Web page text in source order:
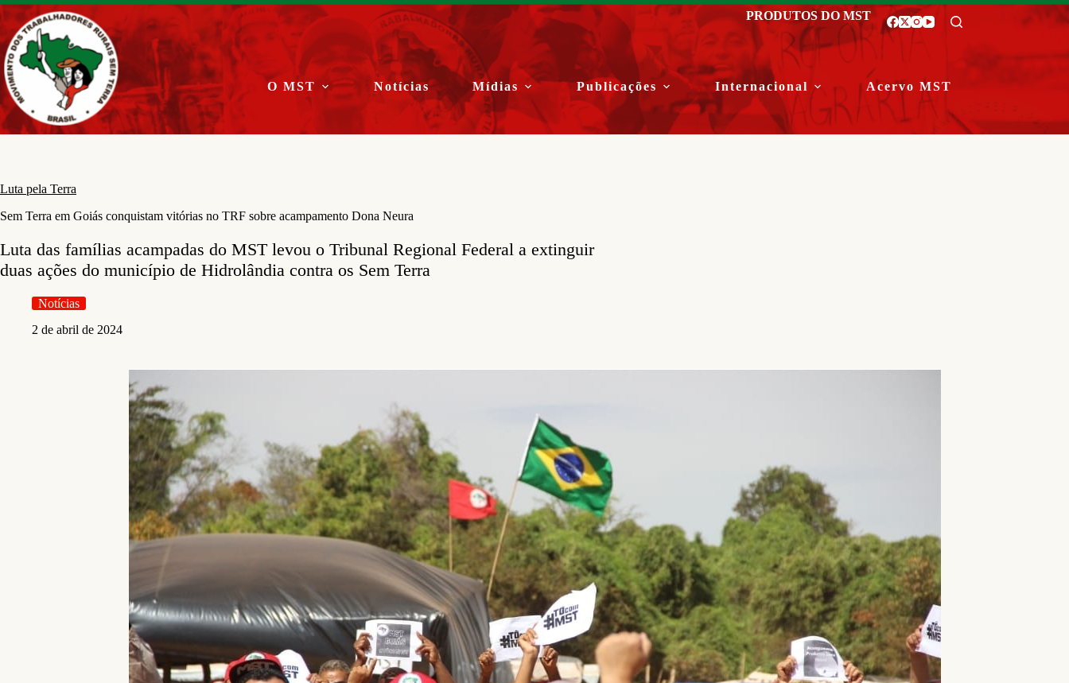
Pular
para
o
conteúdo
PRODUTOS DO MST
O MST Notícias Mídias Publicações Internacional Acervo MST
Luta pela Terra
Sem Terra em Goiás conquistam vitórias no TRF sobre acampamento Dona Neura
Luta das famílias acampadas do MST levou o Tribunal Regional Federal a extinguir
duas ações do município de Hidrolândia contra os Sem Terra
Notícias
2 de abril de 2024